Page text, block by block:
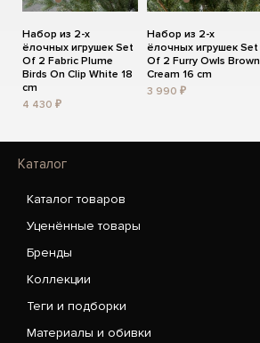
Набор из 2-х
ёлочных игрушек Set
Of 2 Fabric Plume
Birds On Clip White 18
cm
4 430 ₽
Набор из 2-х
ёлочных игрушек Set
Of 2 Furry Owls Brown
Cream 16 cm
3 990 ₽
Каталог
Каталог товаров
Уценённые товары
Бренды
Коллекции
Теги и подборки
Материалы и обивки